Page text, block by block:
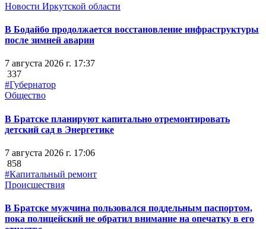
Новости Иркутской области
В Бодайбо продолжается восстановление инфраструктуры
после зимней аварии
7 августа 2026 г. 17:37
337
#Губернатор
Общество
В Братске планируют капитально отремонтировать
детский сад в Энергетике
7 августа 2026 г. 17:06
858
#Капитальный ремонт
Происшествия
В Братске мужчина пользовался поддельным паспортом,
пока полицейский не обратил внимание на опечатку в его